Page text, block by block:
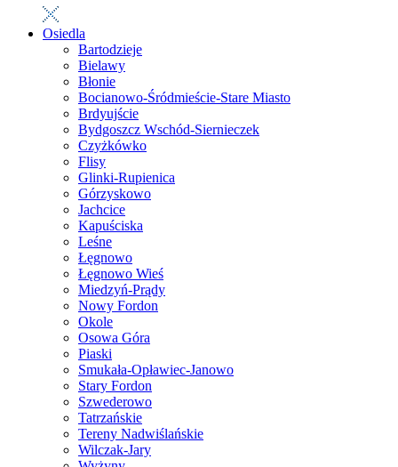
Osiedla
Bartodzieje
Bielawy
Błonie
Bocianowo-Śródmieście-Stare Miasto
Brdyujście
Bydgoszcz Wschód-Siernieczek
Czyżkówko
Flisy
Glinki-Rupienica
Górzyskowo
Jachcice
Kapuściska
Leśne
Łęgnowo
Łęgnowo Wieś
Miedzyń-Prądy
Nowy Fordon
Okole
Osowa Góra
Piaski
Smukała-Opławiec-Janowo
Stary Fordon
Szwederowo
Tatrzańskie
Tereny Nadwiślańskie
Wilczak-Jary